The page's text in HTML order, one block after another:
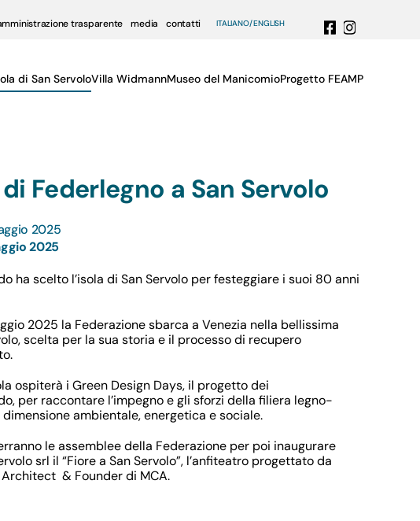
trasparente media contatti ITALIANO ENGLISH
di San ServoloVilla WidmannMuseo del ManicomioProgetto FEAMP
Federlegno a San Servolo
2025
2025
ha scelto l’isola di San Servolo per festeggiare i suoi 80 anni
2025 la Federazione sbarca a Venezia nella bellissima
scelta per la sua storia e il processo di recupero
ospiterà i Green Design Days, il progetto dei
per raccontare l’impegno e gli sforzi della filiera legno-
ambientale, energetica e sociale.
le assemblee della Federazione per poi inaugurare
srl il “Fiore a San Servolo”, l’anfiteatro progettato da
& Founder di MCA.